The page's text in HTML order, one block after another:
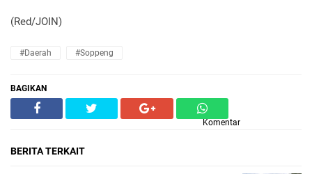
(Red/JOIN)
#Daerah #Soppeng
BAGIKAN
Komentar
BERITA TERKAIT